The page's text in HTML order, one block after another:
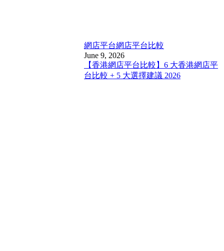
網店平台網店平台比較
June 9, 2026
【香港網店平台比較】6 大香港網店平
台比較 + 5 大選擇建議 2026